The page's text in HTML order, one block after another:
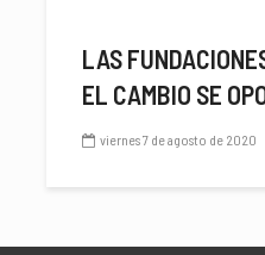
LAS
EL CAMBIO SE
viernes 7 de agosto de 2020